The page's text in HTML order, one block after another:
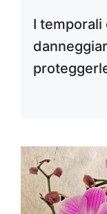
I